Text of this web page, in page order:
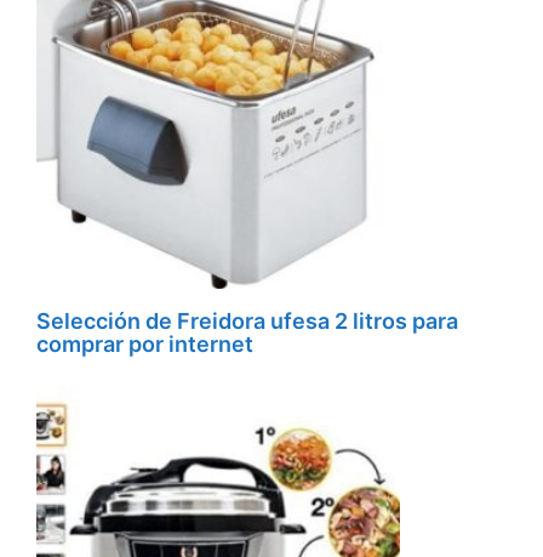
Selección de Freidora ufesa 2 litros para
comprar por internet